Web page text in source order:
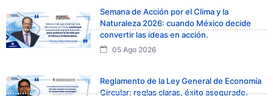
Semana de Acción por el Clima y la
Naturaleza 2026: cuando México decide
convertir las ideas en acción.
05 Ago 2026
Reglamento de la Ley General de Economía
Circular: reglas claras, éxito asegurado.